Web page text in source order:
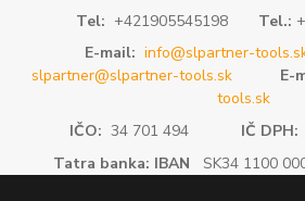
Tel: +421905545198 Tel.:
E-mail: info@slpartner-
slpartner@slpartner-tools.sk
E-
tools.sk
IČO: 34 701 494 IČ DPH:
Tatra banka: IBAN SK34 1100